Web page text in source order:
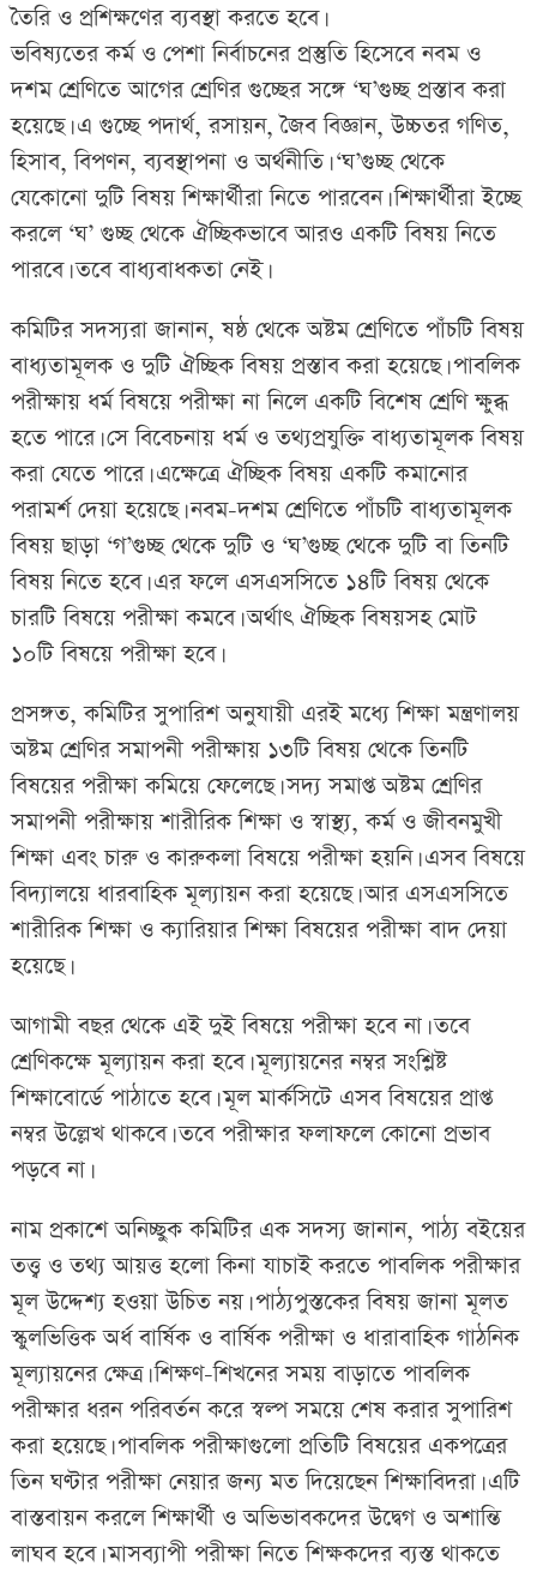
তৈরি ও প্রশিক্ষণের ব্যবস্থা করতে হবে।
ভবিষ্যতের কর্ম ও পেশা নির্বাচনের প্রস্তুতি হিসেবে নবম ও
দশম শ্রেণিতে আগের শ্রেণির গুচ্ছের সঙ্গে ‘ঘ’গুচ্ছ প্রস্তাব করা
হয়েছে। এ গুচ্ছে পদার্থ, রসায়ন, জৈব বিজ্ঞান, উচ্চতর গণিত,
হিসাব, বিপণন, ব্যবস্থাপনা ও অর্থনীতি। ‘ঘ’গুচ্ছ থেকে
যেকোনো দুটি বিষয় শিক্ষার্থীরা নিতে পারবেন। শিক্ষার্থীরা ইচ্ছে
করলে ‘ঘ’ গুচ্ছ থেকে ঐচ্ছিকভাবে আরও একটি বিষয় নিতে
পারবে। তবে বাধ্যবাধকতা নেই।
কমিটির সদস্যরা জানান, ষষ্ঠ থেকে অষ্টম শ্রেণিতে পাঁচটি বিষয়
বাধ্যতামূলক ও দুটি ঐচ্ছিক বিষয় প্রস্তাব করা হয়েছে। পাবলিক
পরীক্ষায় ধর্ম বিষয়ে পরীক্ষা না নিলে একটি বিশেষ শ্রেণি ক্ষুব্ধ
হতে পারে। সে বিবেচনায় ধর্ম ও তথ্যপ্রযুক্তি বাধ্যতামূলক বিষয়
করা যেতে পারে। এক্ষেত্রে ঐচ্ছিক বিষয় একটি কমানোর
পরামর্শ দেয়া হয়েছে। নবম-দশম শ্রেণিতে পাঁচটি বাধ্যতামূলক
বিষয় ছাড়া ‘গ’গুচ্ছ থেকে দুটি ও ‘ঘ’গুচ্ছ থেকে দুটি বা তিনটি
বিষয় নিতে হবে। এর ফলে এসএসসিতে ১৪টি বিষয় থেকে
চারটি বিষয়ে পরীক্ষা কমবে। অর্থাৎ ঐচ্ছিক বিষয়সহ মোট
১০টি বিষয়ে পরীক্ষা হবে।
প্রসঙ্গত, কমিটির সুপারিশ অনুযায়ী এরই মধ্যে শিক্ষা মন্ত্রণালয়
অষ্টম শ্রেণির সমাপনী পরীক্ষায় ১৩টি বিষয় থেকে তিনটি
বিষয়ের পরীক্ষা কমিয়ে ফেলেছে। সদ্য সমাপ্ত অষ্টম শ্রেণির
সমাপনী পরীক্ষায় শারীরিক শিক্ষা ও স্বাস্থ্য, কর্ম ও জীবনমুখী
শিক্ষা এবং চারু ও কারুকলা বিষয়ে পরীক্ষা হয়নি। এসব বিষয়ে
বিদ্যালয়ে ধারবাহিক মূল্যায়ন করা হয়েছে। আর এসএসসিতে
শারীরিক শিক্ষা ও ক্যারিয়ার শিক্ষা বিষয়ের পরীক্ষা বাদ দেয়া
হয়েছে।
আগামী বছর থেকে এই দুই বিষয়ে পরীক্ষা হবে না। তবে
শ্রেণিকক্ষে মূল্যায়ন করা হবে। মূল্যায়নের নম্বর সংশ্লিষ্ট
শিক্ষাবোর্ডে পাঠাতে হবে। মূল মার্কসিটে এসব বিষয়ের প্রাপ্ত
নম্বর উল্লেখ থাকবে। তবে পরীক্ষার ফলাফলে কোনো প্রভাব
পড়বে না।
নাম প্রকাশে অনিচ্ছুক কমিটির এক সদস্য জানান, পাঠ্য বইয়ের
তত্ত্ব ও তথ্য আয়ত্ত হলো কিনা যাচাই করতে পাবলিক পরীক্ষার
মূল উদ্দেশ্য হওয়া উচিত নয়। পাঠ্যপুস্তকের বিষয় জানা মূলত
স্কুলভিত্তিক অর্ধ বার্ষিক ও বার্ষিক পরীক্ষা ও ধারাবাহিক গাঠনিক
মূল্যায়নের ক্ষেত্র। শিক্ষণ-শিখনের সময় বাড়াতে পাবলিক
পরীক্ষার ধরন পরিবর্তন করে স্বল্প সময়ে শেষ করার সুপারিশ
করা হয়েছে। পাবলিক পরীক্ষাগুলো প্রতিটি বিষয়ের একপত্রের
তিন ঘণ্টার পরীক্ষা নেয়ার জন্য মত দিয়েছেন শিক্ষাবিদরা। এটি
বাস্তবায়ন করলে শিক্ষার্থী ও অভিভাবকদের উদ্বেগ ও অশান্তি
লাঘব হবে। মাসব্যাপী পরীক্ষা নিতে শিক্ষকদের ব্যস্ত থাকতে